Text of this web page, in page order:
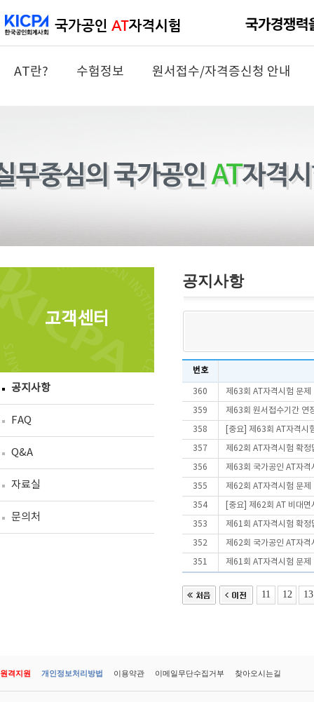
AT란? 수험정보 원서접수/자격증신청 안내
고객센터
공지사항
FAQ
Q&A
자료실
문의처
공지사항
번호
360 제63회 AT자격시험 문
359 제63회 원서접수기간 연
358 [중요] 제63회 AT자격시
357 제62회 AT자격시험 확정
356 제63회 국가공인 AT자격
355 제62회 AT자격시험 문
354 [중요] 제62회 AT 비대
353 제61회 AT자격시험 확정
352 제62회 국가공인 AT자격
351 제61회 AT자격시험 문
11 12 13
원격지원 개인정보처리방법 이용약관 이메일무단수집거부 찾아오시는길